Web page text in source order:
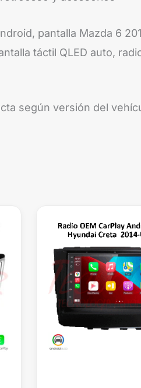
pantalla Mazda 6
táctil QLED auto,
según versión del